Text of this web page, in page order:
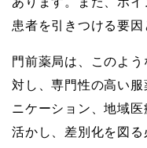
患者を引きつける要因
門前薬局は、このよ
対し、専門性の高い服
ニケーション、地域
活かし、差別化を図る